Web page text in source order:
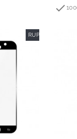

RUPTURE DE